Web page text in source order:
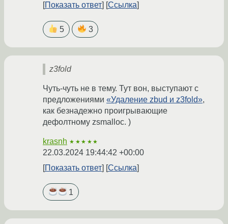
Показать ответ
Ссылка
5 3
z3fold
Чуть-чуть не в тему. Тут вон, выступают с
предложениями «Удаление zbud и z3fold»,
как безнадежно проигрывающие
дефолтному zsmalloc. )
krasnh ★★★★★
22.03.2024 19:44:42 +00:00
Показать ответ
Ссылка
1